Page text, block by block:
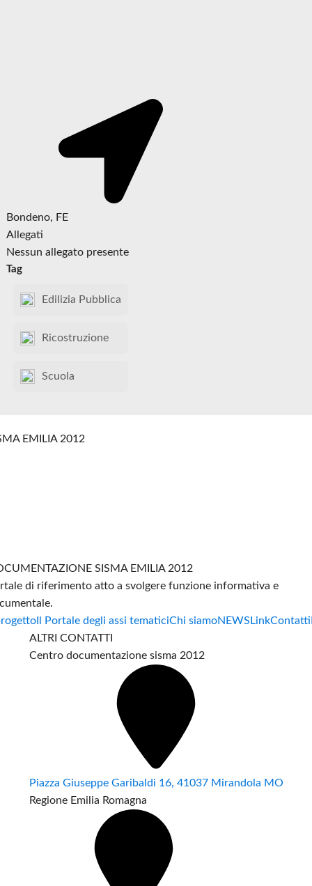
Bondeno, FE
Allegati
Nessun allegato presente
Tag
Edilizia Pubblica
Ricostruzione
Scuola
EMILIA 2012
SISMA EMILIA 2012
di riferimento atto a svolgere funzione informativa e
Il Portale degli assi tematiciChi siamoNEWS LinkContatti
ALTRI CONTATTI
Centro documentazione sisma 2012
Piazza Giuseppe Garibaldi 16, 41037 Mirandola MO
Regione Emilia Romagna